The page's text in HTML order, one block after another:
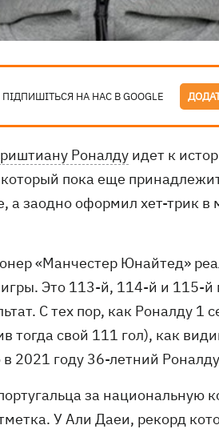
ПІДПИШІТЬСЯ НА НАС В GOOGLE
Роналду идет к
пока еще
а заодно оформил хет-трик
«Манчестер Юнайтед»
Это 113-й, 114-й и 115-
С тех пор, как Роналду 1
тогда свой 111 гол), как
2021 году 36-летний
за национальную
У Али Даеи, рекорд